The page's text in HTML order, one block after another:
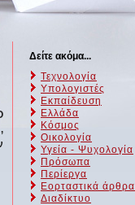
Δείτε ακόμα...
Τεχνολογία
Υπολογιστές
Εκπαίδευση
Ελλάδα
Κόσμος
Οικολογία
Υγεία - Ψυχολογία
Πρόσωπα
Περίεργα
Εορταστικά άρθρα
Διαδίκτυο